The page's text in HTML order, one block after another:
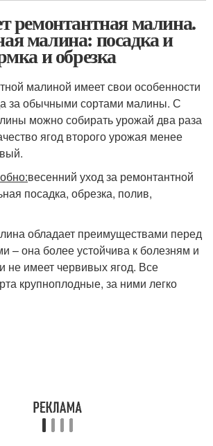
ремонтантная малина.
малина: посадка и
и обрезка
малиной имеет свои особенности
за обычными сортами малины. С
можно собирать урожай два раза
ягод второго урожая менее
весенний уход за ремонтантной
посадка, обрезка, полив,
обладает преимуществами перед
– она более устойчива к болезням и
не имеет червивых ягод. Все
крупноплодные, за ними легко